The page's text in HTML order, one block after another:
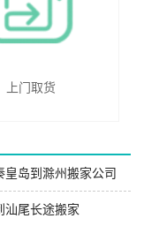
上门取货
岛到滁州搬家公司
汕尾长途搬家